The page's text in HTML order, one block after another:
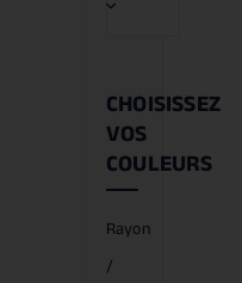
CHOISISSEZ
VOS
COULEURS
Rayon
/